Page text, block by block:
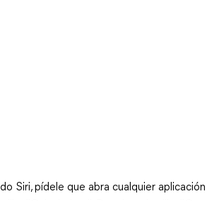
Siri, pídele que abra cualquier aplicación